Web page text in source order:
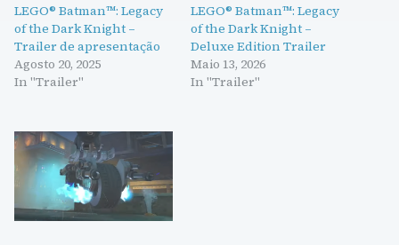
LEGO® Batman™: Legacy
of the Dark Knight –
Trailer de apresentação
Agosto 20, 2025
In "Trailer"
LEGO® Batman™: Legacy
of the Dark Knight –
Deluxe Edition Trailer
Maio 13, 2026
In "Trailer"